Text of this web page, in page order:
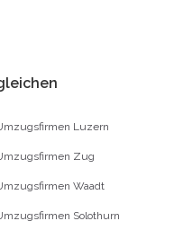
Luzern
Zug
Waadt
Solothurn